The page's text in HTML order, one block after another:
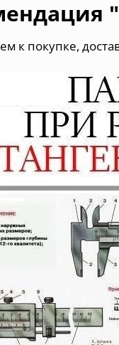
к покупке,